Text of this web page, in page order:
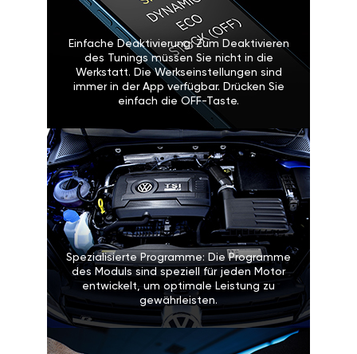
Einfache Deaktivierung: Zum Deaktivieren
des Tunings müssen Sie nicht in die
Werkstatt. Die Werkseinstellungen sind
immer in der App verfügbar. Drücken Sie
einfach die OFF-Taste.
Spezialisierte Programme: Die Programme
des Moduls sind speziell für jeden Motor
entwickelt, um optimale Leistung zu
gewährleisten.